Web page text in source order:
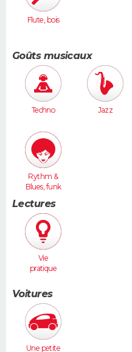
Flute, bois
Goûts musicaux
Techno Jazz
Rythm &
Blues, funk
Lectures
Vie
pratique
Voitures
Une petite